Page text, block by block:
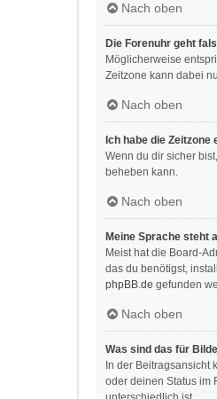
Nach oben
Die Forenuhr geht
Möglicherweise
Zeitzone kann dabei
Nach oben
Ich habe die
Wenn du dir sicher
beheben kann.
Nach oben
Meine Sprache steht
Meist hat die Board-
das du benötigst,
phpBB.de gefunden
Nach oben
Was sind das für
In der Beitragsansicht
oder deinen Status im